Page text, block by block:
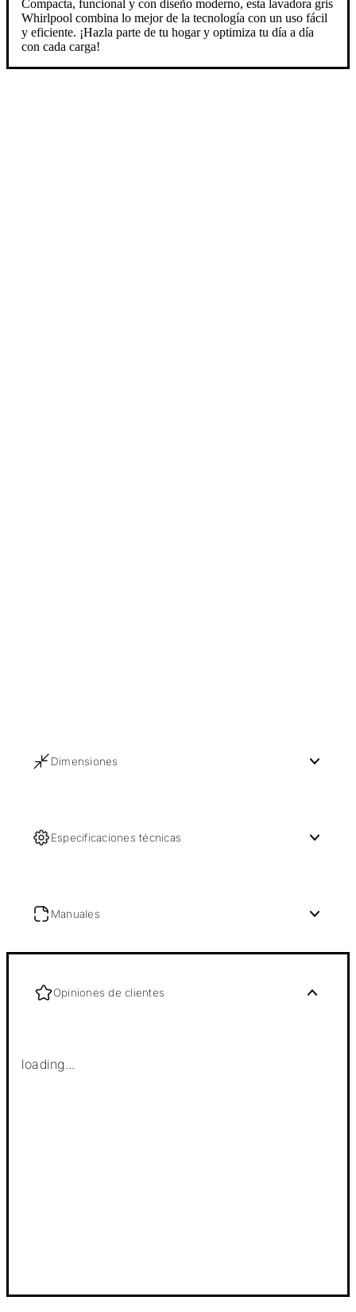
Compacta, funcional y con diseño moderno, esta lavadora gris
Whirlpool combina lo mejor de la tecnología con un uso fácil
y eficiente. ¡Hazla parte de tu hogar y optimiza tu día a día
con cada carga!
Dimensiones
Especificaciones técnicas
Manuales
Opiniones de clientes
loading...